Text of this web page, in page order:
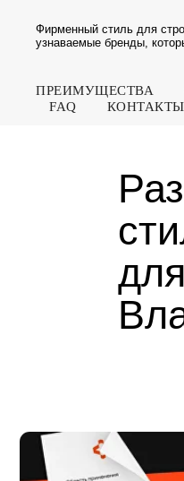
Фирменный стиль для
узнаваемые бренды,
ПРЕИМУЩЕСТВА
FAQ
КОНТАКТЫ
для